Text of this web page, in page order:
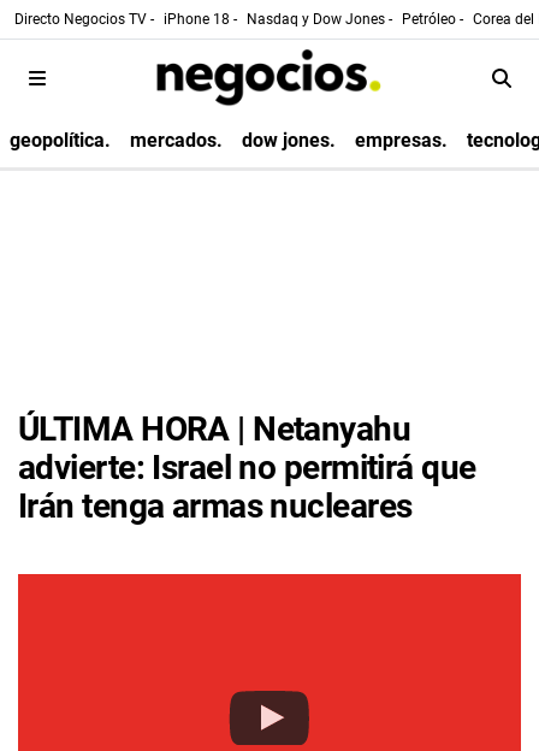
Directo Negocios TV - iPhone 18 - Nasdaq y Dow Jones - Petróleo - Corea
geopolítica. mercados. dow jones. empresas.
ÚLTIMA HORA | Netanyahu
advierte: Israel no permitirá que
Irán tenga armas nucleares